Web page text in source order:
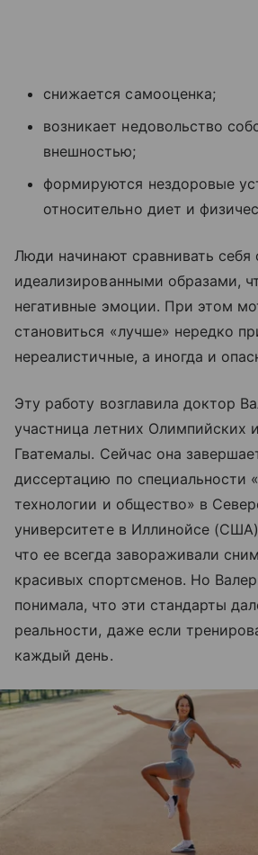
снижается самооценка;
возникает недовольство
внешностью;
формируются нездоровые
относительно диет и
Люди начинают сравнивать себя
идеализированными образами,
негативные эмоции. При этом
становиться «лучше» нередко
нереалистичные, а иногда и
Эту работу возглавила доктор
участница летних Олимпийских
Гватемалы. Сейчас она
диссертацию по специальности
технологии и общество» в
университете в Иллинойсе
что ее всегда завораживали
красивых спортсменов. Но
понимала, что эти стандарты
реальности, даже если
каждый день.